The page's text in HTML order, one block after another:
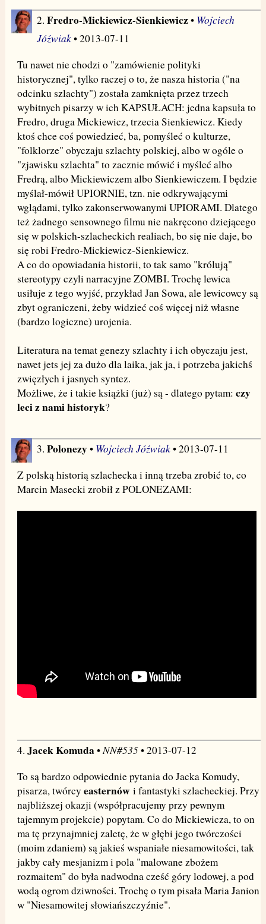
2. Fredro-Mickiewicz-Sienkiewicz• Wojciech
Jóźwiak• 2013-07-11
Tu nawet nie chodzi o "zamówienie polityki
historycznej", tylko raczej o to, że nasza historia ("na
odcinku szlachty") została zamknięta przez trzech
wybitnych pisarzy w ich KAPSUŁACH: jedna kapsuła to
Fredro, druga Mickiewicz, trzecia Sienkiewicz. Kiedy
ktoś chce coś powiedzieć, ba, pomyśleć o kulturze,
"folklorze" obyczaju szlachty polskiej, albo w ogóle o
"zjawisku szlachta" to zacznie mówić i myśleć albo
Fredrą, albo Mickiewiczem albo Sienkiewiczem. I będzie
myślał-mówił UPIORNIE, tzn. nie odkrywającymi
wglądami, tylko zakonserwowanymi UPIORAMI. Dlatego
też żadnego sensownego filmu nie nakręcono dziejącego
się w polskich-szlacheckich realiach, bo się nie daje, bo
się robi Fredro-Mickiewicz-Sienkiewicz.
A co do opowiadania historii, to tak samo "królują"
stereotypy czyli narracyjne ZOMBI. Trochę lewica
usiłuje z tego wyjść, przykład Jan Sowa, ale lewicowcy są
zbyt ograniczeni, żeby widzieć coś więcej niż własne
(bardzo logiczne) urojenia.
Literatura na temat genezy szlachty i ich obyczaju jest,
nawet jets jej za dużo dla laika, jak ja, i potrzeba jakichś
zwięzłych i jasnych syntez.
Możliwe, że i takie książki (już) są - dlatego pytam: czy
leci z nami historyk?
3. Polonezy• Wojciech Jóźwiak• 2013-07-11
Z polską historią szlachecka i inną trzeba zrobić to, co
Marcin Masecki zrobił z POLONEZAMI:
4. Jacek Komuda •NN#535• 2013-07-12
To są bardzo odpowiednie pytania do Jacka Komudy,
pisarza, twórcy easternówi fantastyki szlacheckiej. Przy
najbliższej okazji (współpracujemy przy pewnym
tajemnym projekcie) popytam. Co do Mickiewicza, to on
ma tę przynajmniej zaletę, że w głębi jego twórczości
(moim zdaniem) są jakieś wspaniałe niesamowitości, tak
jakby cały mesjanizm i pola "malowane zbożem
rozmaitem" do była nadwodna cześć góry lodowej, a pod
wodą ogrom dziwności. Trochę o tym pisała Maria Janion
w "Niesamowitej słowiańszczyźnie".